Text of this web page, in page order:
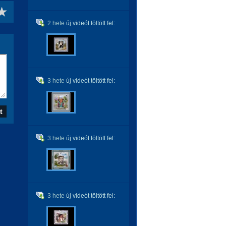
2 hete új videót töltött fel:
3 hete új videót töltött fel:
3 hete új videót töltött fel:
3 hete új videót töltött fel: